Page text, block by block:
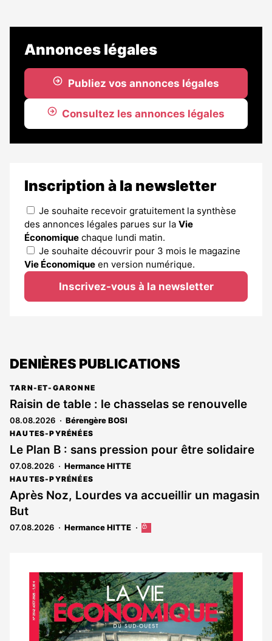
Annonces légales
Publiez vos annonces légales
Consultez les annonces légales
Inscription à la newsletter
Je souhaite recevoir gratuitement la synthèse
des annonces légales parues sur la Vie
Économique chaque lundi matin.
Je souhaite découvrir pour 3 mois le magazine
Vie Économique en version numérique.
Inscrivez-vous à la newsletter
DENIÈRES PUBLICATIONS
TARN-ET-GARONNE
Raisin de table : le chasselas se renouvelle
08.08.2026 Bérengère BOSI
HAUTES-PYRÉNÉES
Le Plan B : sans pression pour être solidaire
07.08.2026 Hermance HITTE
HAUTES-PYRÉNÉES
Après Noz, Lourdes va accueillir un magasin
But
07.08.2026 Hermance HITTE
Cet
aux
abonnés
Notre
dernier
magazine